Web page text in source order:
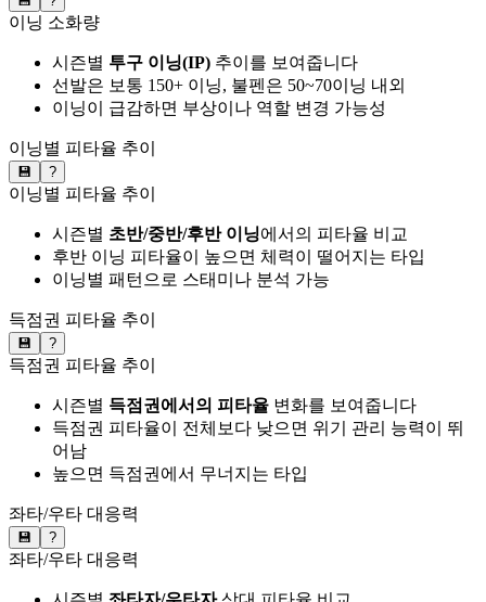
이닝 소화량
시즌별 투구 이닝(IP) 추이를 보여줍니다
선발은 보통 150+ 이닝, 불펜은 50~70이닝 내외
이닝이 급감하면 부상이나 역할 변경 가능성
이닝별 피타율 추이
💾 ?
이닝별 피타율 추이
시즌별 초반/중반/후반 이닝에서의 피타율 비교
후반 이닝 피타율이 높으면 체력이 떨어지는 타입
이닝별 패턴으로 스태미나 분석 가능
득점권 피타율 추이
💾 ?
득점권 피타율 추이
시즌별 득점권에서의 피타율 변화를 보여줍니다
득점권 피타율이 전체보다 낮으면 위기 관리 능력이 뛰
어남
높으면 득점권에서 무너지는 타입
좌타/우타 대응력
💾 ?
좌타/우타 대응력